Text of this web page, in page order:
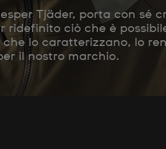
Tjäder, porta con sé
ridefinito ciò che è
lo caratterizzano, lo
il nostro marchio.